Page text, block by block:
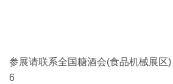
参展请联系全国糖酒会(食品机械展区
6